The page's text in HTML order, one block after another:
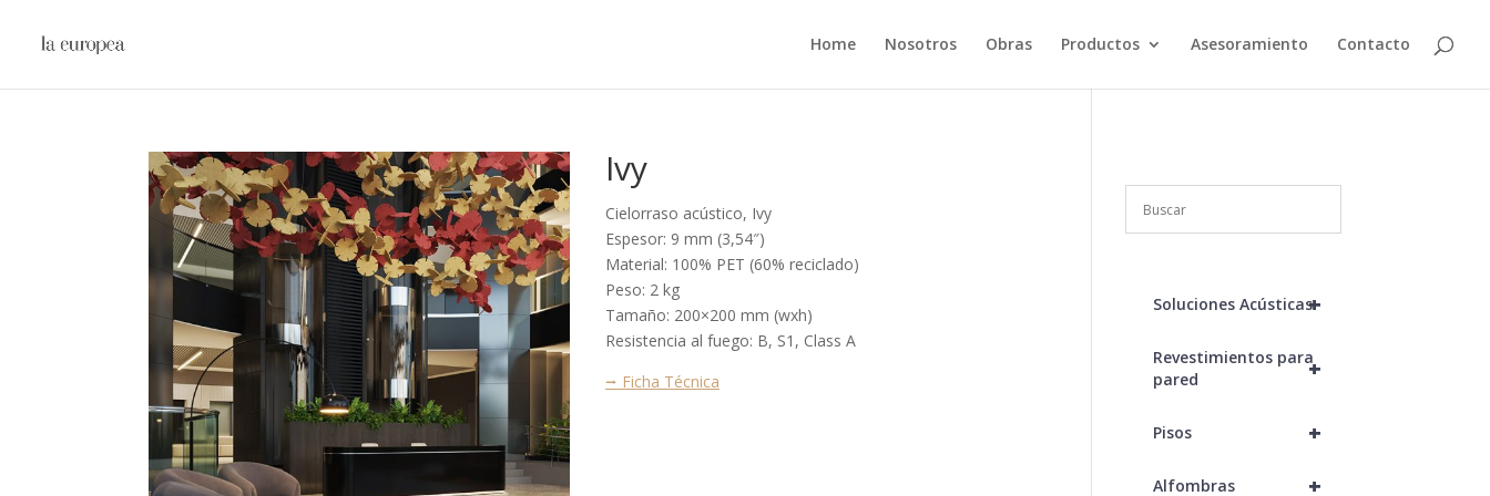
Home Nosotros Obras Productos Asesoramiento Contacto
Ivy
Cielorraso acústico, Ivy
Espesor: 9 mm (3,54″)
Material: 100% PET (60% reciclado)
Peso: 2 kg
Tamaño: 200×200 mm (wxh)
Resistencia al fuego: B, S1, Class A
⭢ Ficha Técnica
+
Soluciones Acústicas
+
Revestimientos para
pared
+
Pisos
+
Alfombras